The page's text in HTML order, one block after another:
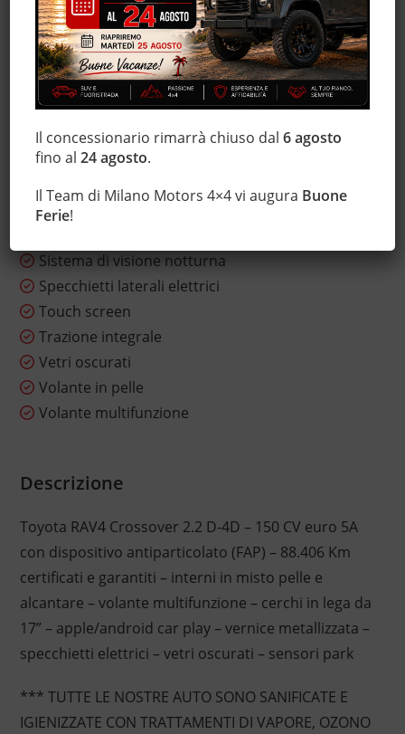
Interni in pelle
Isofix
Luci diurne
Marmitta catalitica
Monitoraggio pressione pneumatici
MP3
Sedile posteriore sdoppiato
Sensore di luce
Sensore di pioggia
Sistema di visione notturna
Specchietti laterali elettrici
Touch screen
Trazione integrale
Vetri oscurati
Volante in pelle
Volante multifunzione
Descrizione
Toyota RAV4 Crossover 2.2 D-4D – 150 CV euro 5A
con dispositivo antiparticolato (FAP) – 88.406 Km
certificati e garantiti – interni in misto pelle e
alcantare – volante multifunzione – cerchi in lega da
17” – apple/android car play – vernice metallizzata –
specchietti elettrici – vetri oscurati – sensori park
*** TUTTE LE NOSTRE AUTO SONO SANIFICATE E
IGIENIZZATE CON TRATTAMENTI DI VAPORE, OZONO
Il concessionario rimarrà chiuso dal6 agosto
fino al24 agosto.
Il Team di Milano Motors 4×4 vi augura Buone
Ferie!